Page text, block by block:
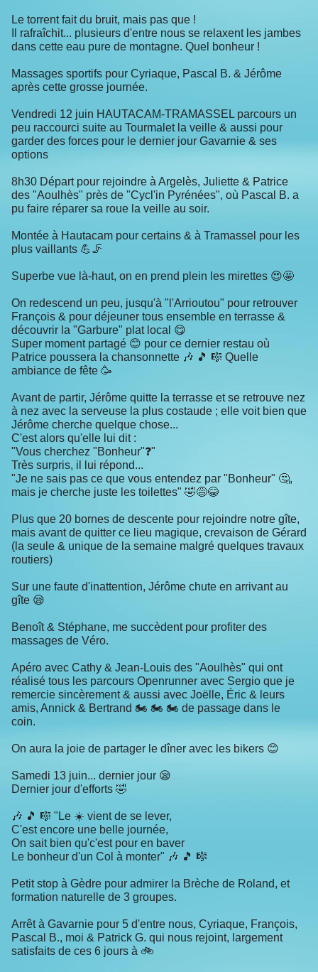
Le torrent fait du bruit, mais pas que !
Il rafraîchit... plusieurs d'entre nous se relaxent les jambes
dans cette eau pure de montagne. Quel bonheur !
Massages sportifs pour Cyriaque, Pascal B. & Jérôme
après cette grosse journée.
Vendredi 12 juin HAUTACAM-TRAMASSEL parcours un
peu raccourci suite au Tourmalet la veille & aussi pour
garder des forces pour le dernier jour Gavarnie & ses
options
8h30 Départ pour rejoindre à Argelès, Juliette & Patrice
des "Aoulhès" près de "Cycl'in Pyrénées", où Pascal B. a
pu faire réparer sa roue la veille au soir.
Montée à Hautacam pour certains & à Tramassel pour les
plus vaillants 💪🦵
Superbe vue là-haut, on en prend plein les mirettes 😍🤩
On redescend un peu, jusqu'à "l'Arrioutou" pour retrouver
François & pour déjeuner tous ensemble en terrasse &
découvrir la "Garbure" plat local 😋
Super moment partagé 😊 pour ce dernier restau où
Patrice poussera la chansonnette 🎶 🎵 🎼 Quelle
ambiance de fête 🥳
Avant de partir, Jérôme quitte la terrasse et se retrouve nez
à nez avec la serveuse la plus costaude ; elle voit bien que
Jérôme cherche quelque chose...
C'est alors qu'elle lui dit :
"Vous cherchez "Bonheur"❓️"
Très surpris, il lui répond...
"Je ne sais pas ce que vous entendez par "Bonheur" 🤔,
mais je cherche juste les toilettes" 🤣😅😂
Plus que 20 bornes de descente pour rejoindre notre gîte,
mais avant de quitter ce lieu magique, crevaison de Gérard
(la seule & unique de la semaine malgré quelques travaux
routiers)
Sur une faute d'inattention, Jérôme chute en arrivant au
gîte 😪
Benoît & Stéphane, me succèdent pour profiter des
massages de Véro.
Apéro avec Cathy & Jean-Louis des "Aoulhès" qui ont
réalisé tous les parcours Openrunner avec Sergio que je
remercie sincèrement & aussi avec Joëlle, Éric & leurs
amis, Annick & Bertrand 🏍 🏍 🏍 de passage dans le
coin.
On aura la joie de partager le dîner avec les bikers 😊
Samedi 13 juin... dernier jour 😪
Dernier jour d'efforts 🤣
🎶 🎵 🎼 "Le ☀️ vient de se lever,
C'est encore une belle journée,
On sait bien qu'c'est pour en baver
Le bonheur d'un Col à monter" 🎶 🎵 🎼
Petit stop à Gèdre pour admirer la Brèche de Roland, et
formation naturelle de 3 groupes.
Arrêt à Gavarnie pour 5 d'entre nous, Cyriaque, François,
Pascal B., moi & Patrick G. qui nous rejoint, largement
satisfaits de ces 6 jours à 🚲